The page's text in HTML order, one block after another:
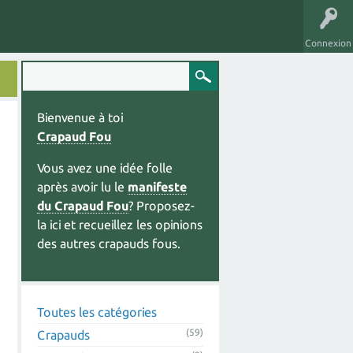
Connexion
Bienvenue à toi
Crapaud Fou
Vous avez une idée folle
après avoir lu le manifeste
du Crapaud Fou? Proposez-
la ici et recueillez les opinions
des autres crapauds fous.
Toutes les catégories
Crapauds
(59)